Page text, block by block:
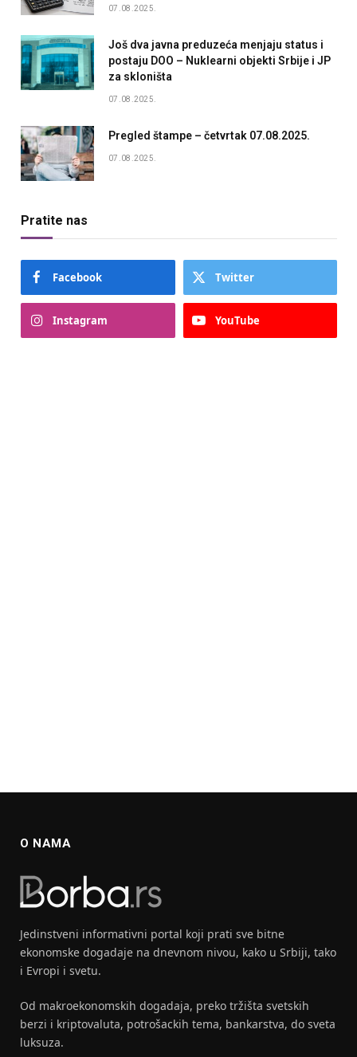
07.08.2025.
Još dva javna preduzeća menjaju status i
postaju DOO – Nuklearni objekti Srbije i JP
za skloništa
07.08.2025.
Pregled štampe – četvrtak 07.08.2025.
07.08.2025.
Pratite nas
Facebook Twitter
Instagram YouTube
O NAMA
Jedinstveni informativni portal koji prati sve bitne
ekonomske dogadaje na dnevnom nivou, kako u Srbiji, tako
i Evropi i svetu.
Od makroekonomskih dogadaja, preko tržišta svetskih
berzi i kriptovaluta, potrošackih tema, bankarstva, do sveta
luksuza.